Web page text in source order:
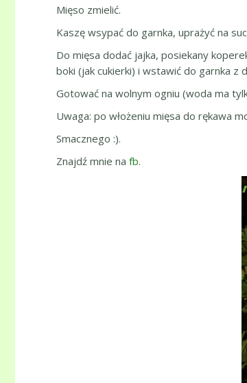
Mięso zmielić.
Kaszę wsypać do garnka, uprażyć na
Do mięsa dodać jajka, posiekany
boki (jak cukierki) i wstawić do garnka z
Gotować na wolnym ogniu (woda ma
Uwaga: po włożeniu mięsa do rękawa
Smacznego :).
Znajdź mnie na fb.